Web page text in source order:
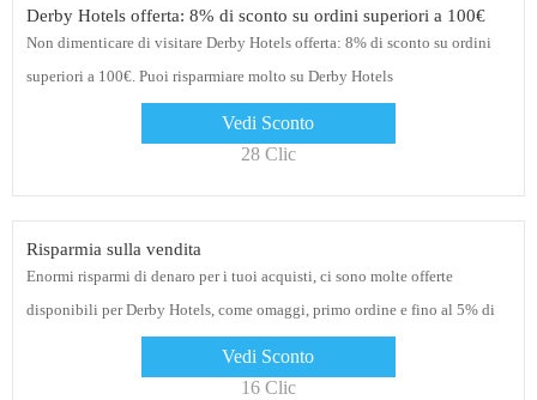
Derby Hotels offerta: 8% di sconto su ordini superiori a 100€
Non dimenticare di visitare Derby Hotels offerta: 8% di sconto su ordini
superiori a 100€. Puoi risparmiare molto su Derby Hotels
Vedi Sconto
28 Clic
Risparmia sulla vendita
Enormi risparmi di denaro per i tuoi acquisti, ci sono molte offerte
disponibili per Derby Hotels, come omaggi, primo ordine e fino al 5% di
Vedi Sconto
16 Clic